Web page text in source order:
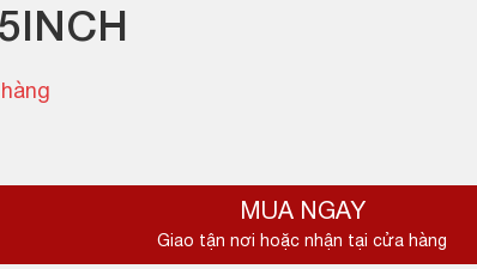
MUA NGAY
Giao tận nơi hoặc nhận tại cửa hàng